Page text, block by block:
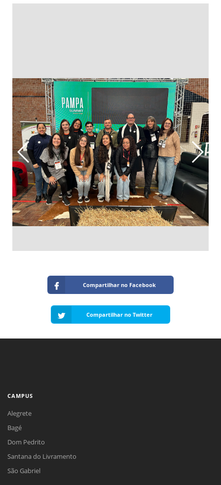
Compartilhar no Facebook
Compartilhar no Twitter
CAMPUS
Alegrete
Bagé
Dom Pedrito
Santana do Livramento
São Gabriel